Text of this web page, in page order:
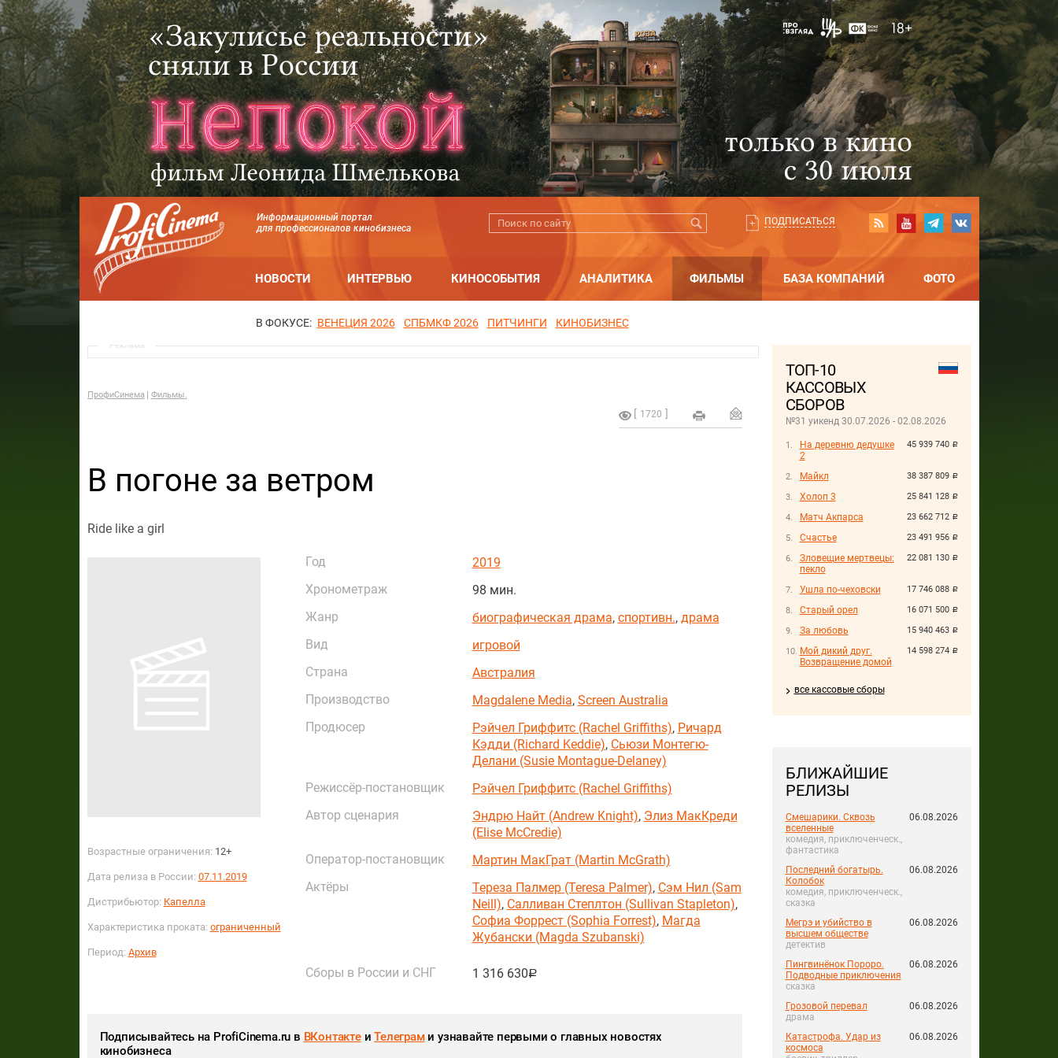
Информационный портал
для профессионалов кинобизнеса
ПОДПИСАТЬСЯ
НОВОСТИ ИНТЕРВЬЮ КИНОСОБЫТИЯ АНАЛИТИКА ФИЛЬМЫ БАЗА КОМПАНИЙ ФОТО
В ФОКУСЕ: ВЕНЕЦИЯ 2026 СПБМКФ 2026 ПИТЧИНГИ КИНОБИЗНЕС
ТОП-10
КАССОВЫХ
СБОРОВ
№31 уикенд 30.07.2026 - 02.08.2026
45 939 740 руб.
На деревню дедушке
2
38 387 809 руб.
Майкл
25 841 128 руб.
Холоп 3
23 662 712 руб.
Матч Акпарса
23 491 956 руб.
Счастье
22 081 130 руб.
Зловещие мертвецы:
пекло
17 746 088 руб.
Ушла по-чеховски
16 071 500 руб.
Старый орел
15 940 463 руб.
За любовь
14 598 274 руб.
Мой дикий друг.
Возвращение домой
все кассовые сборы
БЛИЖАЙШИЕ
РЕЛИЗЫ
Смешарики. Сквозь
вселенные
комедия, приключенческ.,
фантастика
06.08.2026
Последний богатырь.
Колобок
комедия, приключенческ.,
сказка
06.08.2026
Мегрэ и убийство в
высшем обществе
детектив
06.08.2026
Пингвинёнок Пороро.
Подводные приключения
сказка
06.08.2026
Грозовой перевал
драма
06.08.2026
Катастрофа. Удар из
космоса
06.08.2026
Реклама
ПрофиСинема Фильмы.
1720
В погоне за ветром
Ride like a girl
Возрастные ограничения: 12+
Дата релиза в России: 07.11.2019
Дистрибьютор: Капелла
Характеристика проката: ограниченный
Период: Архив
Год
2019
Хронометраж
98 мин.
Жанр
биографическая драма, спортивн., драма
Вид
игровой
Страна
Австралия
Производство
Magdalene Media, Screen Australia
Продюсер
Рэйчел Гриффитс (Rachel Griffiths), Ричард
Кэдди (Richard Keddie), Сьюзи Монтегю-
Делани (Susie Montague-Delaney)
Режиссёр-постановщик
Рэйчел Гриффитс (Rachel Griffiths)
Автор сценария
Эндрю Найт (Andrew Knight), Элиз МакКреди
(Elise McCredie)
Оператор-постановщик
Мартин МакГрат (Martin McGrath)
Актёры
Тереза Палмер (Teresa Palmer), Сэм Нил (Sam
Neill), Салливан Степлтон (Sullivan Stapleton),
Софиа Форрест (Sophia Forrest), Магда
Жубански (Magda Szubanski)
Сборы в России и СНГ 1 316 630руб.
Подписывайтесь на ProfiCinema.ru в ВКонтактеиТелеграми узнавайте первыми о главных новостях
кинобизнеса